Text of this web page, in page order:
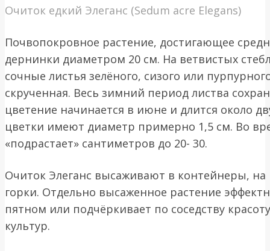
Очиток едкий Элеганс (Sedum acre Elegans)
Почвопокровное растение, достигающее
дернинки диаметром 20 см. На ветвистых
сочные листья зелёного, сизого или
скрученная. Весь зимний период листва
цветение начинается в июне и длится около
цветки имеют диаметр примерно 1,5 см. Во
«подрастает» сантиметров до 20- 30.
Очиток Элеганс высаживают в контейнеры,
горки. Отдельно высаженное растение
пятном или подчёркивает по соседству
культур.